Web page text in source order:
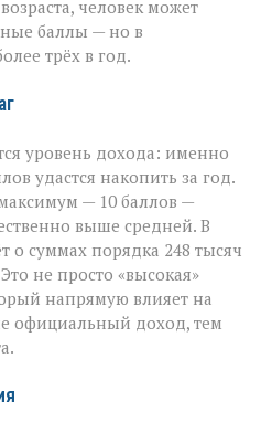
человек может
баллы — но в
трёх в год.
уровень дохода: именно
удастся накопить за год.
— 10 баллов —
выше средней. В
о суммах порядка 248 тысяч
не просто «высокая»
напрямую влияет на
официальный доход, тем